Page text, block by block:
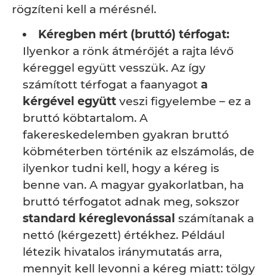
rögzíteni kell a mérésnél.
Kéregben mért (bruttó) térfogat:
Ilyenkor a rönk átmérőjét a rajta lévő
kéreggel együtt vesszük. Az így
számított térfogat a faanyagot a
kérgével együtt veszi figyelembe – ez a
bruttó köbtartalom. A
fakereskedelemben gyakran bruttó
köbméterben történik az elszámolás, de
ilyenkor tudni kell, hogy a kéreg is
benne van. A magyar gyakorlatban, ha
bruttó térfogatot adnak meg, sokszor
standard kéreglevonással számítanak a
nettó (kérgezett) értékhez. Például
létezik hivatalos iránymutatás arra,
mennyit kell levonni a kéreg miatt: tölgy